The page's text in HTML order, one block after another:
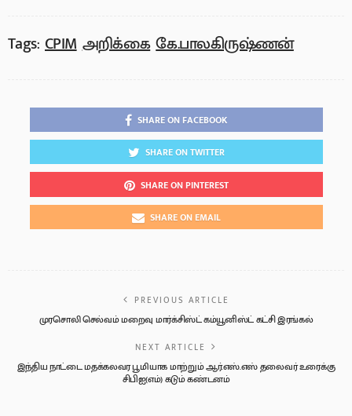
Tags: CPIM அறிக்கை கே.பாலகிருஷ்ணன்
SHARE ON FACEBOOK
SHARE ON TWITTER
SHARE ON PINTEREST
SHARE ON EMAIL
PREVIOUS ARTICLE
முரசொலி செல்வம் மறைவு மார்க்சிஸ்ட் கம்யூனிஸ்ட் கட்சி இரங்கல்
NEXT ARTICLE
இந்திய நாட்டை மதக்கலவர பூமியாக மாற்றும் ஆர்.எஸ்.எஸ் தலைவர் உரைக்கு
சிபிஐ(எம்) கடும் கண்டனம்